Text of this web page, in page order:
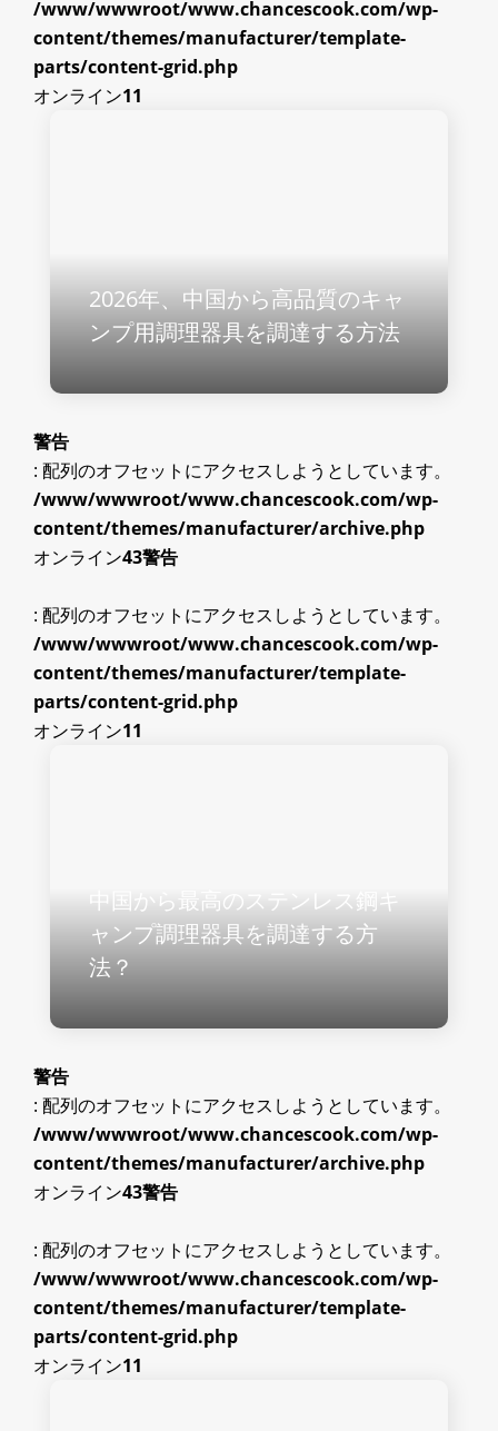
/www/wwwroot/www.chancescook.com/wp-
content/themes/manufacturer/template-
parts/content-grid.php
オンライン11
2026年、中国から高品質のキャ
ンプ用調理器具を調達する方法
警告
: 配列のオフセットにアクセスしようとしています。
/www/wwwroot/www.chancescook.com/wp-
content/themes/manufacturer/archive.php
オンライン43警告
: 配列のオフセットにアクセスしようとしています。
/www/wwwroot/www.chancescook.com/wp-
content/themes/manufacturer/template-
parts/content-grid.php
オンライン11
中国から最高のステンレス鋼キ
ャンプ調理器具を調達する方
法？
警告
: 配列のオフセットにアクセスしようとしています。
/www/wwwroot/www.chancescook.com/wp-
content/themes/manufacturer/archive.php
オンライン43警告
: 配列のオフセットにアクセスしようとしています。
/www/wwwroot/www.chancescook.com/wp-
content/themes/manufacturer/template-
parts/content-grid.php
オンライン11